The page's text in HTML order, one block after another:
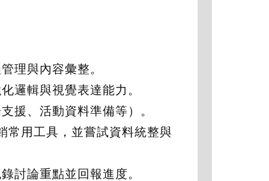
理與內容彙整。
邏輯與視覺表達能力。
援、活動資料準備等）。
用工具，並嘗試資料統整與
討論重點並回報進度。